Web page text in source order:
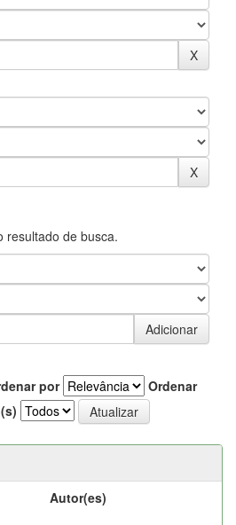
resultado de busca.
por
Ordenar
Autor(es)